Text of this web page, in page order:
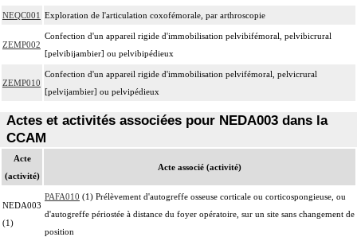
NEQC001 Exploration de l'articulation coxofémorale, par arthroscopie
ZEMP002
Confection d'un appareil rigide d'immobilisation pelvibifémoral, pelvibicrural
[pelvibijambier] ou pelvibipédieux
ZEMP010
Confection d'un appareil rigide d'immobilisation pelvifémoral, pelvicrural
[pelvijambier] ou pelvipédieux
Actes et activités associées pour NEDA003 dans la
CCAM
Acte
(activité)
Acte associé (activité)
NEDA003
(1)
PAFA010 (1) Prélèvement d'autogreffe osseuse corticale ou corticospongieuse, ou
d'autogreffe périostée à distance du foyer opératoire, sur un site sans changement de
position